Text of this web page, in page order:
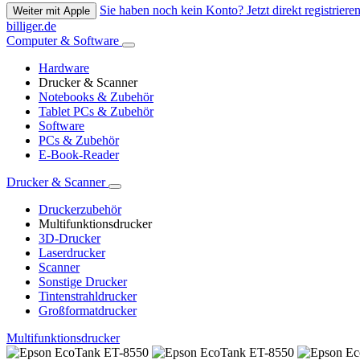
Weiter mit Apple
Sie haben noch kein Konto? Jetzt direkt
billiger.de
Computer & Software
Hardware
Drucker & Scanner
Notebooks & Zubehör
Tablet PCs & Zubehör
Software
PCs & Zubehör
E-Book-Reader
Drucker & Scanner
Druckerzubehör
Multifunktionsdrucker
3D-Drucker
Laserdrucker
Scanner
Sonstige Drucker
Tintenstrahldrucker
Großformatdrucker
Multifunktionsdrucker